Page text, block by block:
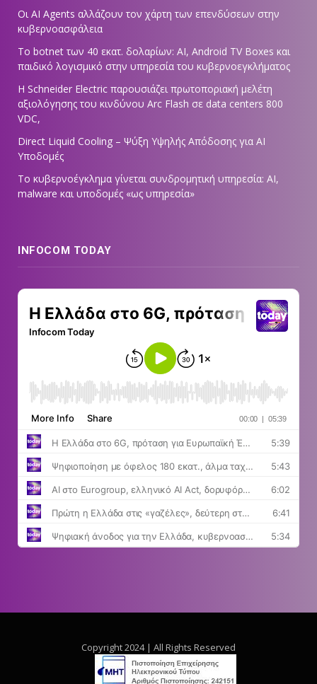
Οι AI Agents αλλάζουν τον χάρτη των επενδύσεων στην
κυβερνοασφάλεια
Το botnet των 40 εκατ. δολαρίων: AI, Android TV Boxes και
παιδικό λογισμικό στην υπηρεσία του κυβερνοεγκλήματος
Η Schneider Electric παρουσιάζει πρωτοποριακή μελέτη
αξιολόγησης του κινδύνου Arc Flash σε data centers 800
VDC,
Direct Liquid Cooling – Ψύξη Υψηλής Απόδοσης για AI
Υποδομές
Το κυβερνοέγκλημα γίνεται συνδρομητική υπηρεσία: AI,
malware και υποδομές «ως υπηρεσία»
INFOCOM TODAY
Copyright 2024 | All Rights Reserved